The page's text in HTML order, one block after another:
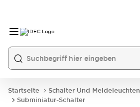
Startseite Schalter Und Meldeleuchten
Subminiatur-Schalter